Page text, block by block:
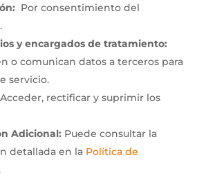
Por consentimiento del
y encargados de tratamiento:
o comunican datos a terceros para
servicio.
Acceder, rectificar y suprimir los
Adicional: Puede consultar la
detallada en la Política de